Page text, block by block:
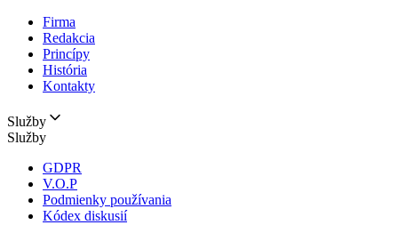
Firma
Redakcia
Princípy
História
Kontakty
Služby
Služby
GDPR
V.O.P
Podmienky používania
Kódex diskusií